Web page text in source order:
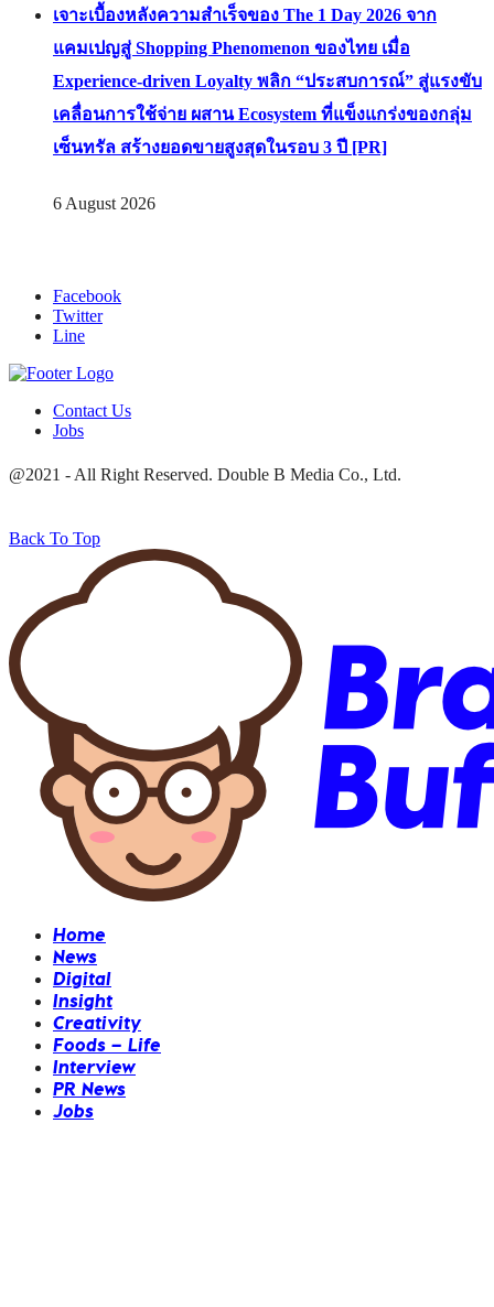
เจาะเบื้องหลังความสำเร็จของ The 1 Day 2026 จาก
แคมเปญสู่ Shopping Phenomenon ของไทย เมื่อ
Experience-driven Loyalty พลิก “ประสบการณ์” สู่แรงขับ
เคลื่อนการใช้จ่าย ผสาน Ecosystem ที่แข็งแกร่งของกลุ่ม
เซ็นทรัล สร้างยอดขายสูงสุดในรอบ 3 ปี [PR]
6 August 2026
Facebook
Twitter
Line
Contact Us
Jobs
@2021 - All Right Reserved. Double B Media Co., Ltd.
Back To Top
Home
News
Digital
Insight
Creativity
Foods – Life
Interview
PR News
Jobs